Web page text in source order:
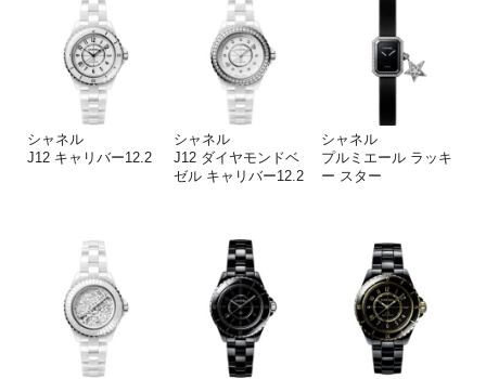
シャネル
J12 キャリバー12.2
シャネル
J12 ダイヤモンドベ
ゼル キャリバー12.2
シャネル
プルミエール ラッキ
ー スター